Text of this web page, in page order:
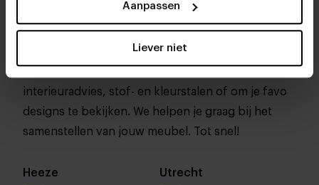
Aanpassen
Liever niet
interieuradvies, stof- en kleurstalen of om je favo
designs te bekijken. We helpen je graag bij het
samenstellen van jouw meubel. Tot snel!
Heeze Utrecht